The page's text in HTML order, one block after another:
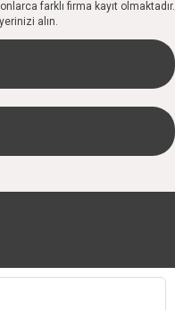
farklı firma kayıt olmaktadır.
alın.